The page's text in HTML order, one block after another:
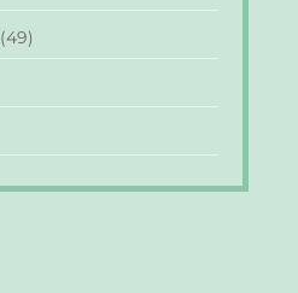
(49)